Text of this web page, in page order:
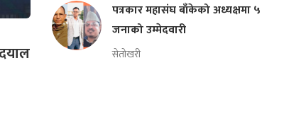
पत्रकार महासंघ बाँकेको अध्यक्षमा ५
जनाको उम्मेदवारी
सेतोखरी